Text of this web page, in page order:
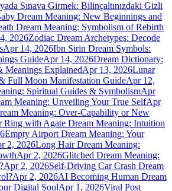
Sınava Girmek: Bilinçaltınızdaki Gizli
Dream Meaning: New Beginnings and
Dream Meaning: Symbolism of Rebirth
2026Zodiac Dream Archetypes: Decode
Apr 14, 2026Ibn Sirin Dream Symbols:
GuideApr 14, 2026Dream Dictionary:
Meanings ExplainedApr 13, 2026Lunar
Full Moon Manifestation GuideApr 12,
Spiritual Guides & SymbolismApr
Meaning: Unveiling Your True SelfApr
Meaning: Over-Capability or New
Ring with Agate Dream Meaning: Intuition
Empty Airport Dream Meaning: Your
2, 2026Long Hair Dream Meaning:
Apr 2, 2026Glitched Dream Meaning:
Apr 2, 2026Self-Driving Car Crash Dream
Apr 2, 2026AI Becoming Human Dream
Digital SoulApr 1, 2026Viral Post